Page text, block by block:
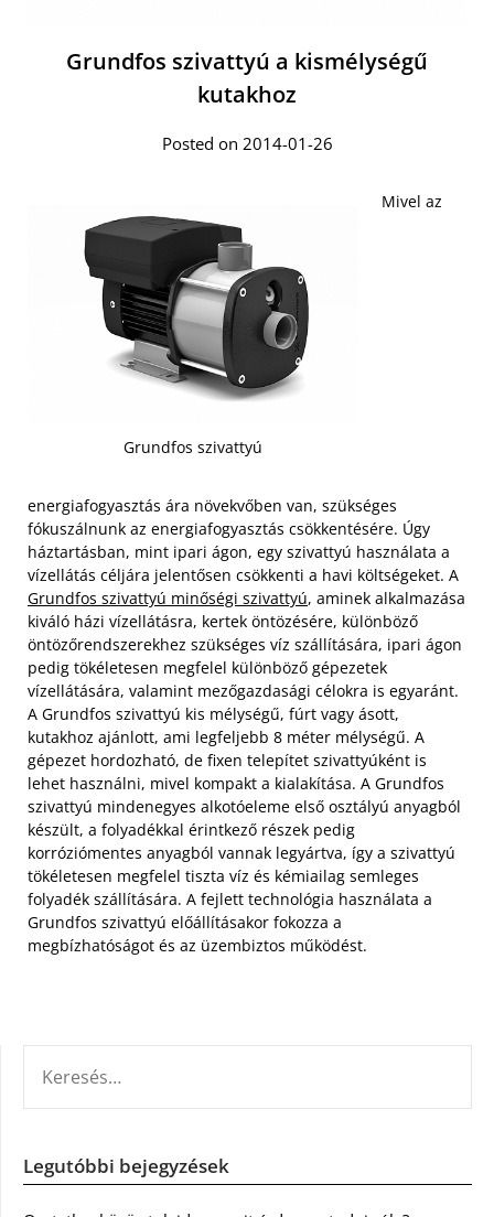
Grundfos szivattyú a kismélységű
kutakhoz
Posted on 2014-01-26
Grundfos szivattyú
Mivel az
energiafogyasztás ára növekvőben van, szükséges
fókuszálnunk az energiafogyasztás csökkentésére. Úgy
háztartásban, mint ipari ágon, egy szivattyú használata a
vízellátás céljára jelentősen csökkenti a havi költségeket. A
Grundfos szivattyú minőségi szivattyú, aminek alkalmazása
kiváló házi vízellátásra, kertek öntözésére, különböző
öntözőrendszerekhez szükséges víz szállítására, ipari ágon
pedig tökéletesen megfelel különböző gépezetek
vízellátására, valamint mezőgazdasági célokra is egyaránt.
A Grundfos szivattyú kis mélységű, fúrt vagy ásott,
kutakhoz ajánlott, ami legfeljebb 8 méter mélységű. A
gépezet hordozható, de fixen telepítet szivattyúként is
lehet használni, mivel kompakt a kialakítása. A Grundfos
szivattyú mindenegyes alkotóeleme első osztályú anyagból
készült, a folyadékkal érintkező részek pedig
korróziómentes anyagból vannak legyártva, így a szivattyú
tökéletesen megfelel tiszta víz és kémiailag semleges
folyadék szállítására. A fejlett technológia használata a
Grundfos szivattyú előállításakor fokozza a
megbízhatóságot és az üzembiztos működést.
Legutóbbi bejegyzések